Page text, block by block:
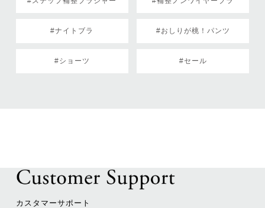
#ナイトブラ #おしりが桃！パンツ
#ショーツ #セール
カスタマーサポート